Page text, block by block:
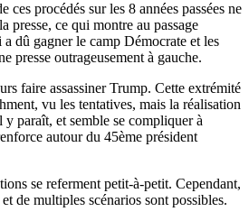
procédés sur les 8 années passées ne
presse, ce qui montre au passage
dû gagner le camp Démocrate et les
presse outrageusement à gauche.
faire assassiner Trump. Cette extrémité
vu les tentatives, mais la réalisation
y paraît, et semble se compliquer à
autour du 45ème président
se referment petit-à-petit. Cependant,
de multiples scénarios sont possibles.